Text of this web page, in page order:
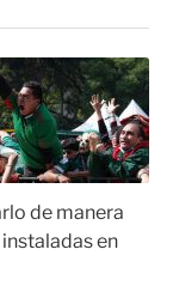
de manera
en